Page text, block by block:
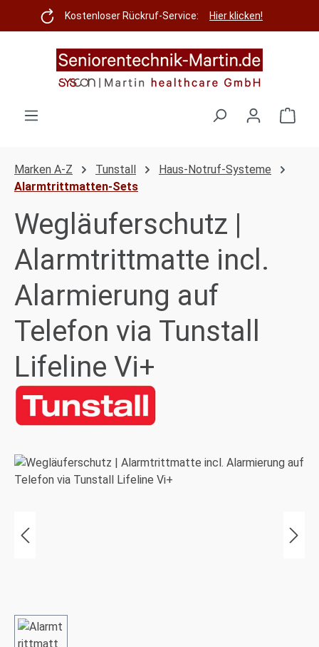
Zum Hauptinhalt springen
Kostenloser Rückruf-Service: Hier klicken!
Marken A-Z Tunstall
Haus-Notruf-Systeme
Alarmtrittmatten-Sets
Wegläuferschutz |
Alarmtrittmatte incl.
Alarmierung auf
Telefon via Tunstall
Lifeline Vi+
Bildergalerie überspringen